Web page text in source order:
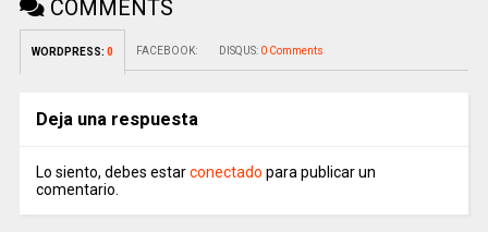
COMMENTS
WORDPRESS: 0 FACEBOOK: DISQUS: 0 Comments
Deja una respuesta
Lo siento, debes estarconectado para publicar un
comentario.